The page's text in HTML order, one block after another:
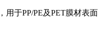
用于PP/PE及PET膜材表面